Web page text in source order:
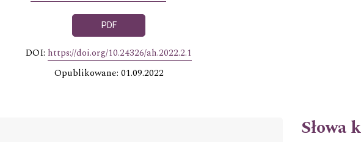
PDF
DOI: https://doi.org/10.24326/ah.2022.2.1
Opublikowane: 01.09.2022
Słowa